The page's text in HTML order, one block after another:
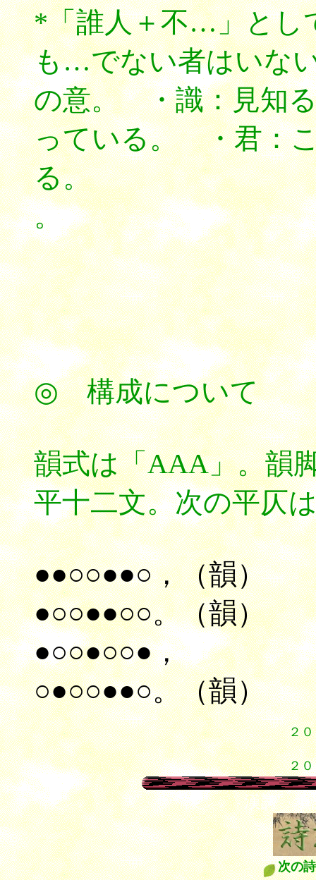
*「誰人＋不…」とし
も…でない者はいな
の意。 ・識：見知
っている。 ・君：
る。
。
◎ 構成について
韻式は「AAA」。韻
平十二文。次の平仄
●●○○●●○，（韻）
●○○●●○○。（韻）
●○○●○○●，
○●○○●●○。（韻）
２
２
漢詩
次の